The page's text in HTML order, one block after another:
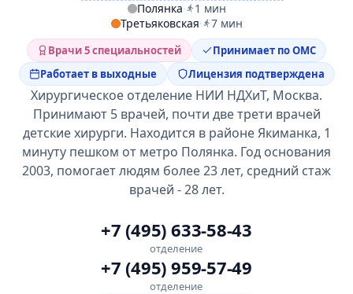
Полянка·
1 мин
Третьяковская· 7 мин
Врачи 5 специальностей
Принимает по ОМС
Работает в выходные
Лицензия подтверждена
Хирургическое отделение НИИ НДХиТ, Москва.
Принимают 5 врачей, почти две трети врачей
детские хирурги. Находится в районе Якиманка, 1
минуту пешком от метро Полянка. Год основания
2003, помогает людям более 23 лет, средний стаж
врачей - 28 лет.
+7 (495) 633-58-43
отделение
+7 (495) 959-57-49
отделение